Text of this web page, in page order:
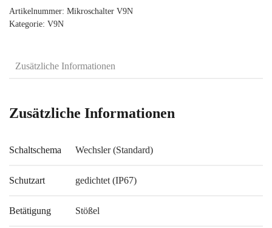
Artikelnummer: Mikroschalter V9N
Kategorie: V9N
Zusätzliche Informationen
Zusätzliche Informationen
Schaltschema Wechsler (Standard)
Schutzart gedichtet (IP67)
Betätigung Stößel